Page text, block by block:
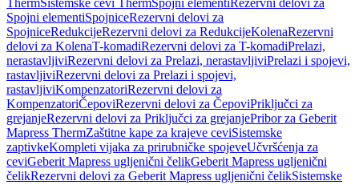
ThermSistemske cevi ThermSpojni elementi Rezervni delovi za
Spojni elementiSpojniceRezervni delovi za
SpojniceRedukcijeRezervni delovi za RedukcijeKolenaRezervni
delovi za KolenaT-komadiRezervni delovi za T-komadiPrelazi,
nerastavljiviRezervni delovi za Prelazi, nerastavljiviPrelazi i spojevi,
rastavljiviRezervni delovi za Prelazi i spojevi,
rastavljiviKompenzatoriRezervni delovi za
KompenzatoriČepoviRezervni delovi za ČepoviPriključci za
grejanjeRezervni delovi za Priključci za grejanjePribor za Geberit
Mapress ThermZaštitne kape za krajeve ceviSistemske
zaptivkeKompleti vijaka za prirubničke spojeveUčvršćenja za
ceviGeberit Mapress ugljenični čelikGeberit Mapress ugljenični
čelikRezervni delovi za Geberit Mapress ugljenični čelikSistemske